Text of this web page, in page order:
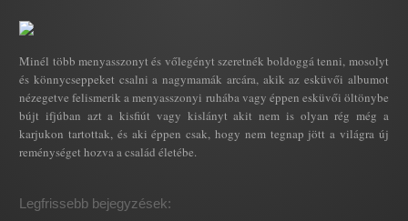
Minél több menyasszonyt és vőlegényt szeretnék boldoggá tenni, mosolyt
és könnycseppeket csalni a nagymamák arcára, akik az esküvői albumot
nézegetve felismerik a menyasszonyi ruhába vagy éppen esküvői öltönybe
bújt ifjúban azt a kisfiút vagy kislányt akit nem is olyan rég még a
karjukon tartottak, és aki éppen csak, hogy nem tegnap jött a világra új
reménységet hozva a család életébe.
Legfrissebb bejegyzések: